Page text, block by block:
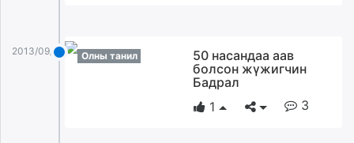
2013/09/05 Олны танил
50 насандаа аав
болсон жүжигчин
Бадрал
1
3